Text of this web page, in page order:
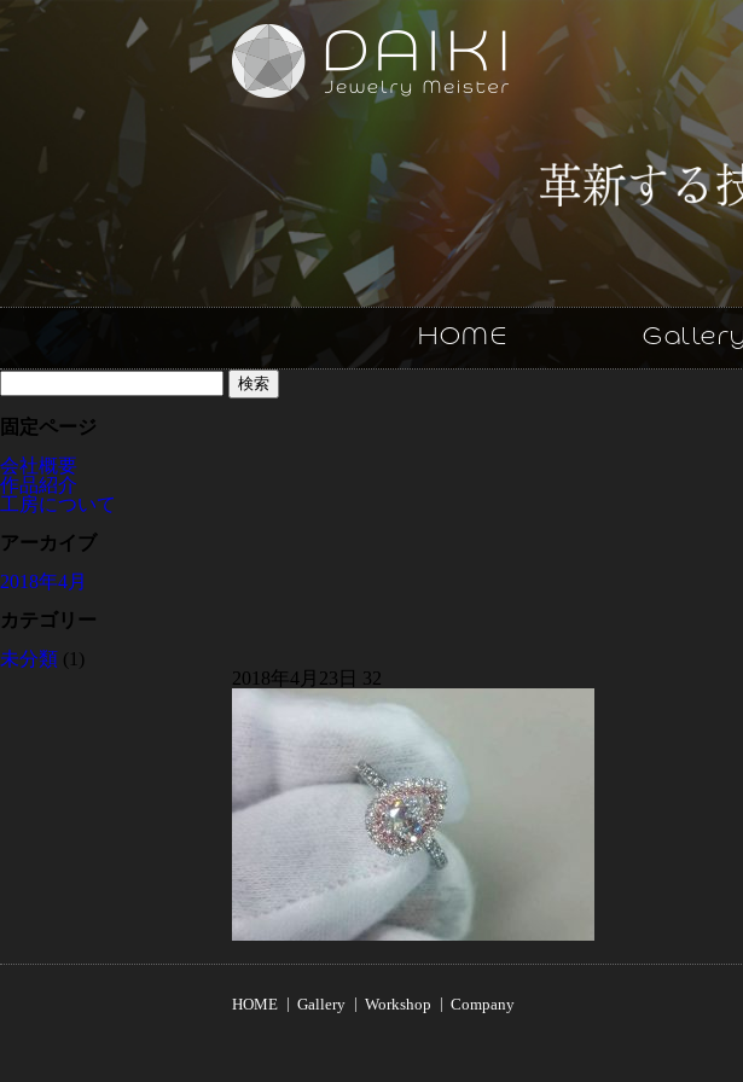
HOME
検
索:
固定ページ
会社概要
作品紹介
工房について
アーカイブ
2018年4月
カテゴリー
未分類 (1)
2018年4月23日 32
HOME Gallery Workshop Company